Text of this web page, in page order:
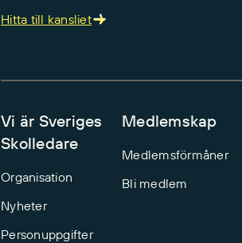
Hitta till kansliet
Vi är Sveriges
Skolledare
Organisation
Nyheter
Personuppgifter
Medlemskap
Medlemsförmåner
Bli medlem